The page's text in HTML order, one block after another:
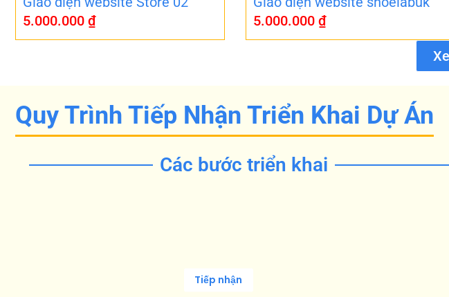
5.000.000 ₫
5.000.000 ₫
Quy Trình Tiếp Nhận Triển Khai Dự Án
Các bước triển khai
Tiếp nhận